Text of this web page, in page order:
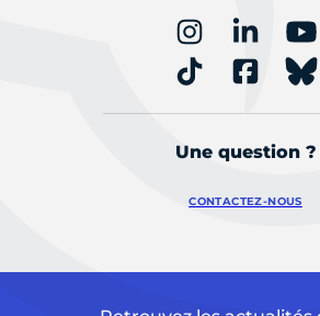
Une question ?
CONTACTEZ-NOUS